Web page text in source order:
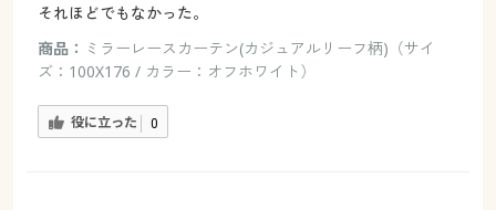
それほどでもなかった。
商品： ミラーレースカーテン(カジュアルリーフ柄)（サイ
ズ：100X176 / カラー：オフホワイト）
役に立った 0